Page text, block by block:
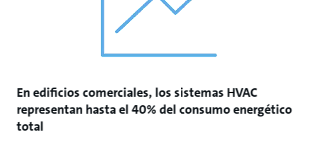
En edificios comerciales, los sistemas HVAC
representan hasta el 40% del consumo energético
total